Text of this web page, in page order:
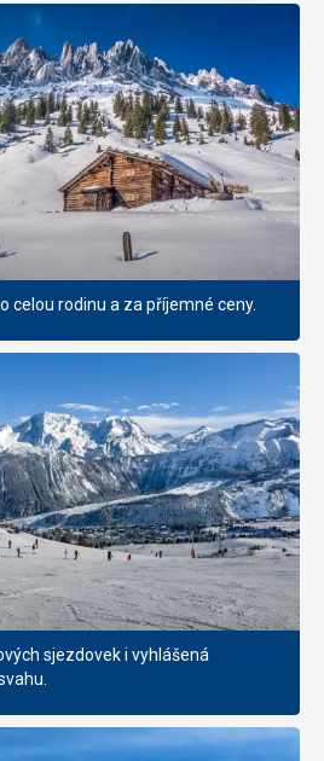
celou rodinu a za příjemné ceny.
sjezdovek i vyhlášená